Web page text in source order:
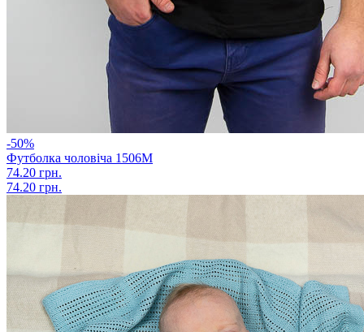
-50%
Футболка чоловіча 1506М
74.20 грн.
74.20 грн.